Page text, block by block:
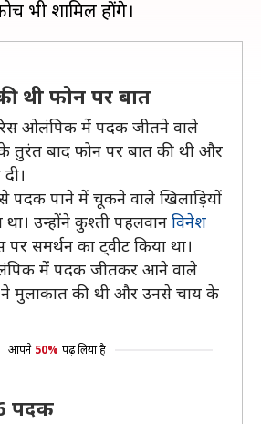
थी फोन पर बात
पेरिस ओलंपिक में पदक जीतने वाले
तुरंत बाद फोन पर बात की थी और
से पदक पाने में चूकने वाले खिलाड़ियों
था। उन्होंने कुश्ती पहलवान विनेश
समर्थन का ट्वीट किया था।
में पदक जीतकर आने वाले
ने मुलाकात की थी और उनसे चाय के
आपने 50% पढ़ लिया है
पदक